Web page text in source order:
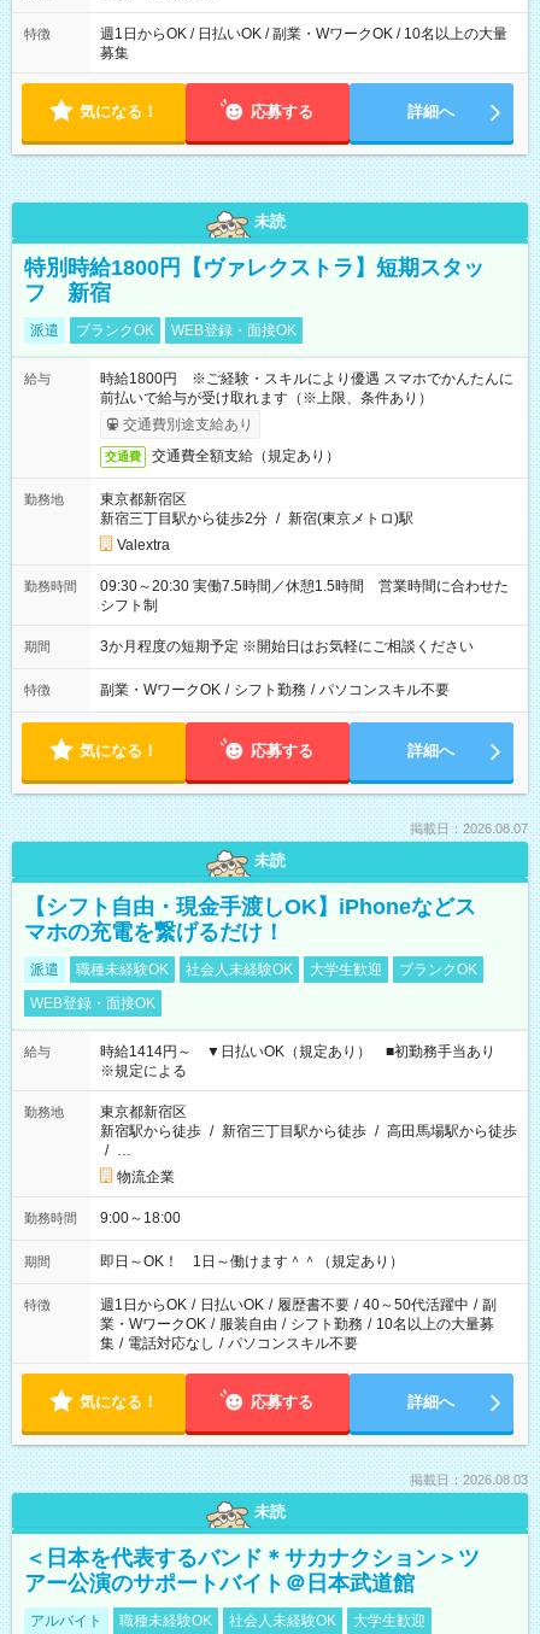
特徴
週1日からOK / 日払いOK / 副業・WワークOK / 10名以上の大量
募集
気になる！ 応募する 詳細へ
未読
特別時給1800円【ヴァレクストラ】短期スタッ
フ 新宿
派遣 ブランクOK WEB登録・面接OK
給与
時給1800円 ※ご経験・スキルにより優遇 スマホでかんたんに
前払いで給与が受け取れます（※上限、条件あり）
交通費別途支給あり
交通費 交通費全額支給（規定あり）
勤務地
東京都新宿区
新宿三丁目駅から徒歩2分 / 新宿(東京メトロ)駅
Valextra
勤務時間
09:30～20:30 実働7.5時間／休憩1.5時間 営業時間に合わせた
シフト制
期間 3か月程度の短期予定 ※開始日はお気軽にご相談ください
特徴 副業・WワークOK / シフト勤務 / パソコンスキル不要
気になる！ 応募する 詳細へ
掲載日：2026.08.07
未読
【シフト自由・現金手渡しOK】iPhoneなどス
マホの充電を繋げるだけ！
派遣 職種未経験OK 社会人未経験OK 大学生歓迎
ブランクOK
WEB登録・面接OK
給与
時給1414円～ ▼日払いOK（規定あり） ■初勤務手当あり
※規定による
勤務地
東京都新宿区
新宿駅から徒歩 / 新宿三丁目駅から徒歩 / 高田馬場駅から徒歩
/ …
物流企業
勤務時間 9:00～18:00
期間 即日～OK！ 1日～働けます＾＾（規定あり）
特徴 週1日からOK / 日払いOK / 履歴書不要 / 40～50代活躍中 / 副
業・WワークOK / 服装自由 / シフト勤務 / 10名以上の大量募
集 / 電話対応なし / パソコンスキル不要
気になる！ 応募する 詳細へ
掲載日：2026.08.03
未読
＜日本を代表するバンド＊サカナクション＞ツ
アー公演のサポートバイト＠日本武道館
アルバイト 職種未経験OK 社会人未経験OK 大学生歓迎